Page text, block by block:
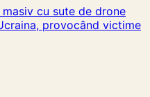
cu sute de drone
provocând victime